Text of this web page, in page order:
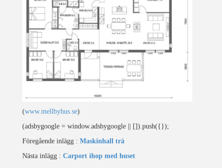
(www.mellbyhus.se)
(adsbygoogle = window.adsbygoogle || []).push({});
Föregående inlägg : Maskinhall trä
Nästa inlägg : Carport ihop med huset